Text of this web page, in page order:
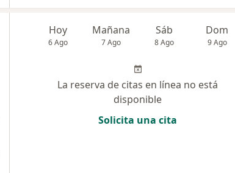
Hoy
6 Ago
Mañana
7 Ago
Sáb
8 Ago
Dom
9 Ago
La reserva de citas en línea no está
disponible
Solicita una cita